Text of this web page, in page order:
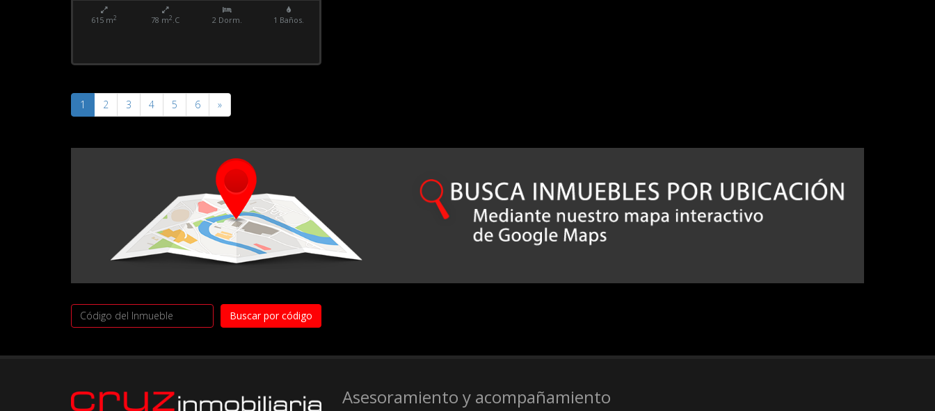
615 m2 78 m2.C 2 Dorm. 1 Baños.
1 2 3 4 5 6 »
Asesoramiento y acompañamiento